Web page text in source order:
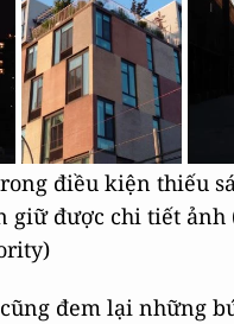
điều kiện thiếu
giữ được chi tiết ảnh
đem lại những